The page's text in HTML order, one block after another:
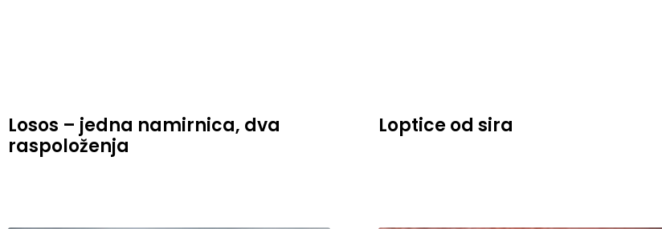
Losos – jedna namirnica, dva
raspoloženja
Loptice od sira